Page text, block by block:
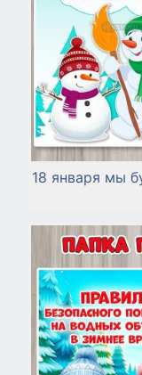
18 января мы